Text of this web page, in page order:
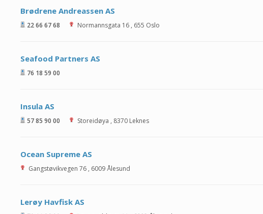
Brødrene Andreassen AS
22 66 67 68 Normannsgata 16 , 655 Oslo
Seafood Partners AS
76 18 59 00
Insula AS
57 85 90 00 Storeidøya , 8370 Leknes
Ocean Supreme AS
Gangstøvikvegen 76 , 6009Ålesund
Lerøy Havfisk AS